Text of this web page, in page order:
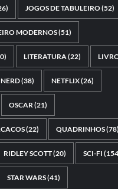
JOGOS DE TABULEIRO(52)
MODERNOS(51)
LITERATURA (22)
NERD(38) NETFLIX(26)
OSCAR (21)
(22) QUADRINHOS(78)
RIDLEY SCOTT(20) SCI-FI
STAR WARS(41)